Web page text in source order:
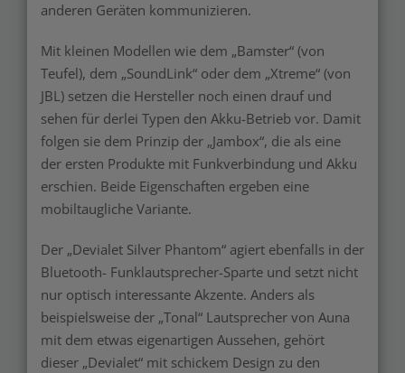
anderen Geräten kommunizieren.
Mit kleinen Modellen wie dem „Bamster“ (von
Teufel), dem „SoundLink“ oder dem „Xtreme“ (von
JBL) setzen die Hersteller noch einen drauf und
sehen für derlei Typen den Akku-Betrieb vor. Damit
folgen sie dem Prinzip der „Jambox“, die als eine
der ersten Produkte mit Funkverbindung und Akku
erschien. Beide Eigenschaften ergeben eine
mobiltaugliche Variante.
Der „Devialet Silver Phantom“ agiert ebenfalls in der
Bluetooth- Funklautsprecher-Sparte und setzt nicht
nur optisch interessante Akzente. Anders als
beispielsweise der „Tonal“ Lautsprecher von Auna
mit dem etwas eigenartigen Aussehen, gehört
dieser „Devialet“ mit schickem Design zu den